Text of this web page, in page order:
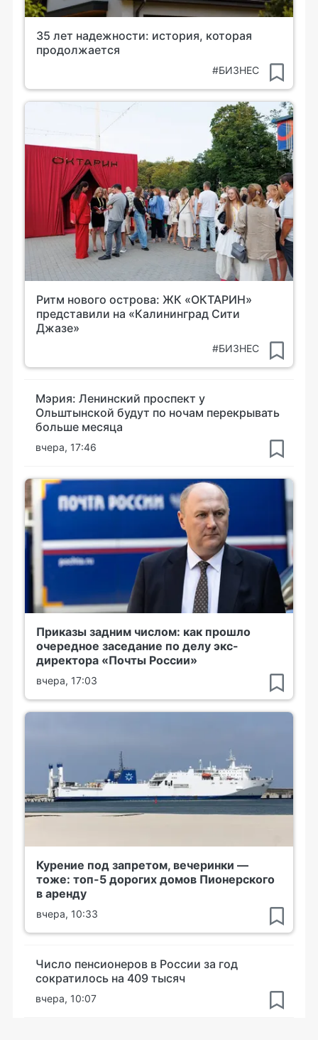
35 лет надежности: история, которая
продолжается
#БИЗНЕС
Ритм нового острова: ЖК «ОКТАРИН»
представили на «Калининград Сити
Джазе»
#БИЗНЕС
Мэрия: Ленинский проспект у
Ольштынской будут по ночам перекрывать
больше месяца
вчера, 17:46
Приказы задним числом: как прошло
очередное заседание по делу экс-
директора «Почты России»
вчера, 17:03
Курение под запретом, вечеринки —
тоже: топ-5 дорогих домов Пионерского
в аренду
вчера, 10:33
Число пенсионеров в России за год
сократилось на 409 тысяч
вчера, 10:07